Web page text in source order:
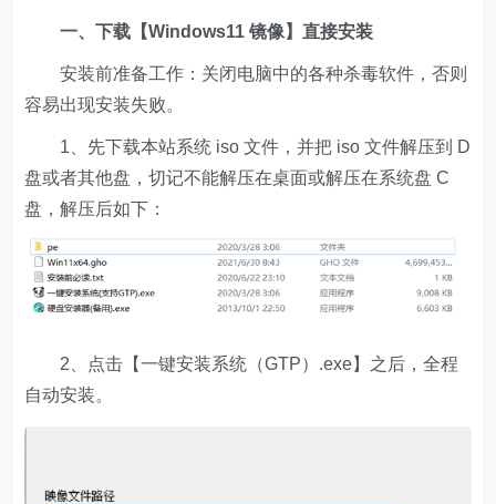
一、下载【Windows11 镜像】直接安装
安装前准备工作：关闭电脑中的各种杀毒软件，否则
容易出现安装失败。
1、先下载本站系统 iso 文件，并把 iso 文件解压到 D
盘或者其他盘，切记不能解压在桌面或解压在系统盘 C
盘，解压后如下：
2、点击【一键安装系统（GTP）.exe】之后，全程
自动安装。